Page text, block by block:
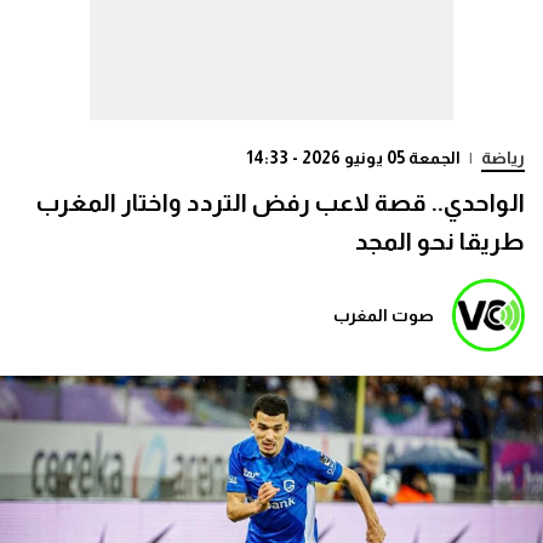
رياضة | الجمعة 05 يونيو 2026 - 14:33
الواحدي.. قصة لاعب رفض التردد واختار المغرب
طريقا نحو المجد
صوت المغرب